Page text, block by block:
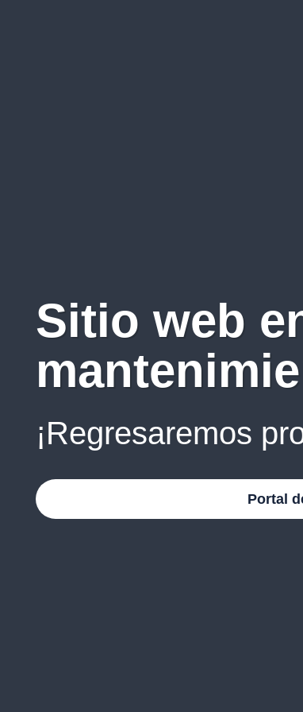
Sitio web
¡Regresaremos
Portal